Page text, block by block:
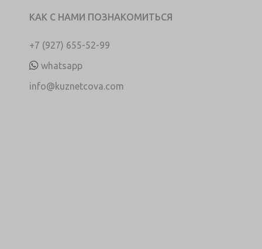
КАК С НАМИ ПОЗНАКОМИТЬСЯ
+7 (927) 655-52-99
whatsapp
info@kuznetcova.com